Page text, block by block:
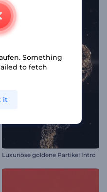
Luxuriöse goldene Partikel Intro
Something
to fetch
it